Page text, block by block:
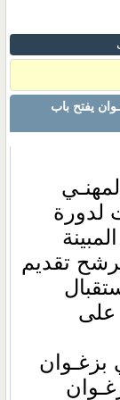
يفتح باب
لدورة
المبينة
تقديم
على
بزغـوان
الصناعي ص ب 188 زغـوان